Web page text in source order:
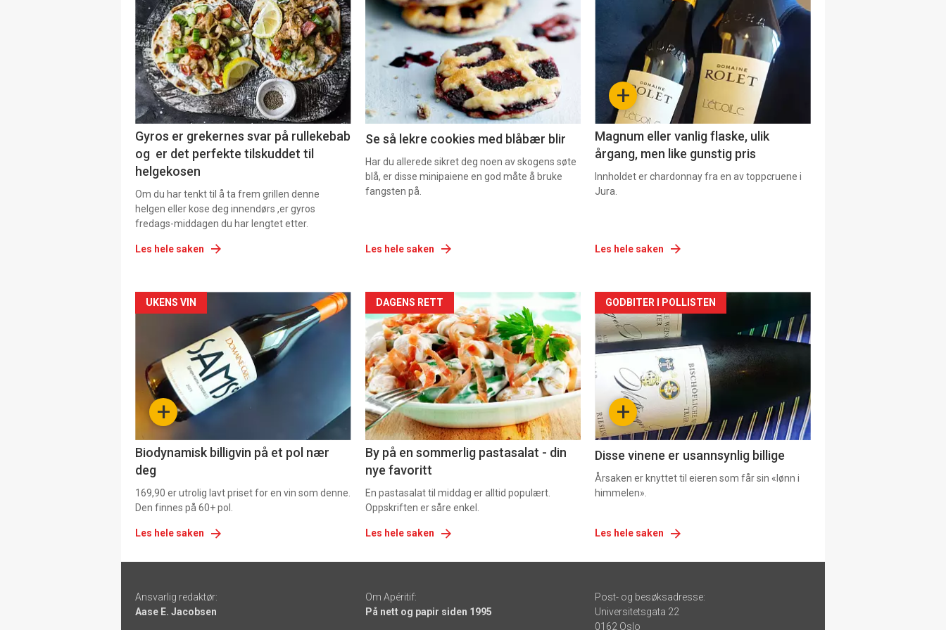
Gyros er grekernes svar på rullekebab
og er det perfekte tilskuddet til
helgekosen
Om du har tenkt til å ta frem grillen denne
helgen eller kose deg innendørs ,er gyros
fredags-middagen du har lengtet etter.
Les hele saken
akkurat
nå
2
Se så lekre cookies med blåbær blir
Har du allerede sikret deg noen av skogens søte
blå, er disse minipaiene en god måte å bruke
fangsten på.
Les hele saken
akkurat
nå
+
Magnum eller vanlig flaske, ulik
årgang, men like gunstig pris
Innholdet er chardonnay fra en av toppcruene i
Jura.
Les hele saken
Forsiden
akkurat
nå
-
+
UKENS VIN
Biodynamisk billigvin på et pol nær
deg
169,90 er utrolig lavt priset for en vin som denne.
Den finnes på 60+ pol.
Les hele saken
Forsiden
akkurat
nå
-
5
DAGENS RETT
By på en sommerlig pastasalat - din
nye favoritt
En pastasalat til middag er alltid populært.
Oppskriften er såre enkel.
Les hele saken
Forsiden
akkurat
nå
6 +
GODBITER I POLLISTEN
Disse vinene er usannsynlig billige
Årsaken er knyttet til eieren som får sin «lønn i
himmelen».
Les hele saken
-
Ansvarlig redaktør:
Aase E. Jacobsen
Om Apéritif:
På nett og papir siden 1995
Post- og besøksadresse:
Universitetsgata 22
0162 Oslo